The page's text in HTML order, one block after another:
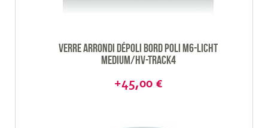
Verre arrondi dépoli bord poli M6-Licht
Medium/HV-Track4
+45,00 €